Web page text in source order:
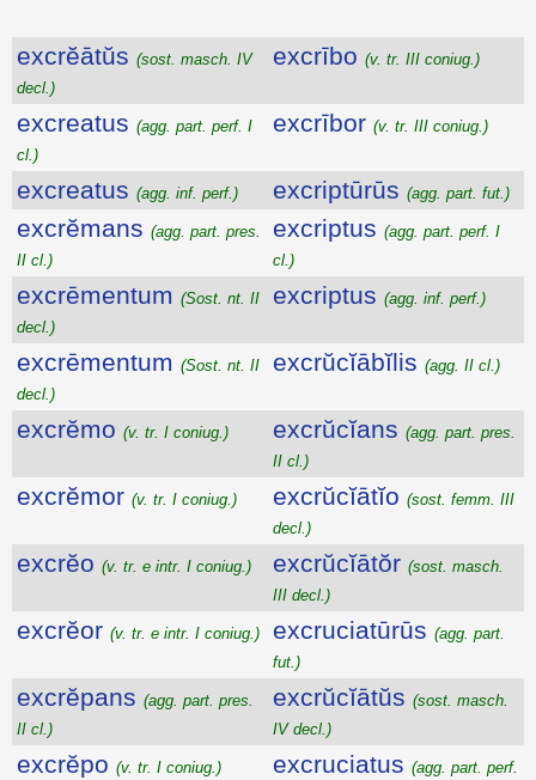
excrĕātŭs (sost. masch. IV
decl.)
excrībo (v. tr. III coniug.)
excreatus (agg. part. perf. I
cl.)
excrībor (v. tr. III coniug.)
excreatus (agg. inf. perf.) excriptūrūs (agg. part. fut.)
excrĕmans (agg. part. pres.
II cl.)
excriptus (agg. part. perf. I
cl.)
excrēmentum (Sost. nt. II
decl.)
excriptus (agg. inf. perf.)
excrēmentum (Sost. nt. II
decl.)
excrŭcĭābĭlis (agg. II cl.)
excrĕmo (v. tr. I coniug.) excrŭcĭans (agg. part. pres.
II cl.)
excrĕmor (v. tr. I coniug.) excrŭcĭātĭo (sost. femm. III
decl.)
excrĕo (v. tr. e intr. I coniug.) excrŭcĭātŏr (sost. masch.
III decl.)
excrĕor (v. tr. e intr. I coniug.) excruciatūrūs (agg. part.
fut.)
excrĕpans (agg. part. pres.
II cl.)
excrŭcĭātŭs (sost. masch.
IV decl.)
excrĕpo (v. tr. I coniug.) excruciatus (agg. part. perf.